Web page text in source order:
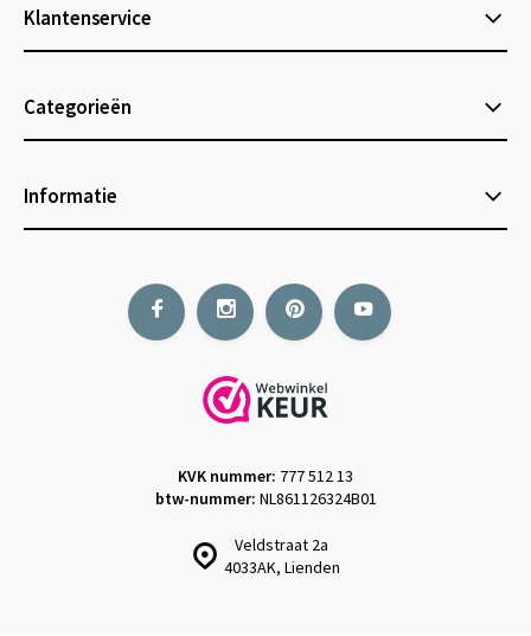
Klantenservice
Categorieën
Informatie
Veldstraat 2a
4033AK, Lienden
KVK nummer: 777 512 13
btw-nummer: NL861126324B01